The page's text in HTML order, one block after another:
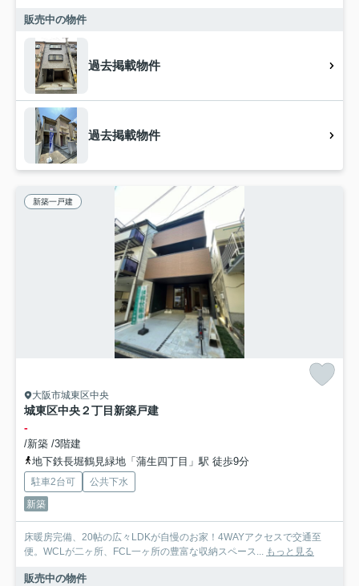
販売中の物件
過去掲載物件
過去掲載物件
新築一戸建
大阪市城東区中央
城東区中央２丁目新築戸建
-
/新築 /3階建
地下鉄長堀鶴見緑地「蒲生四丁目」駅 徒歩9分
駐車2台可
公共下水
新築
床暖房完備、20帖の広々LDKが自慢のお家！4WAYアクセスで交通至
便。WCLが二ヶ所、FCL一ヶ所の豊富な収納スペース... もっと見る
販売中の物件